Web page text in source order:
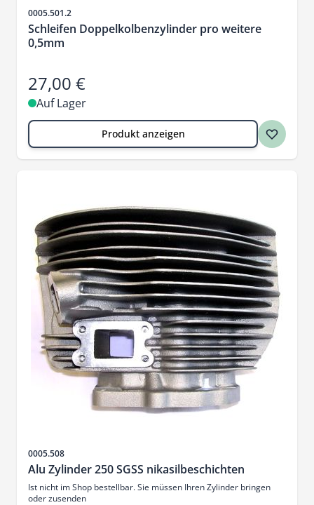
Artikelnr.
0005.501.2
Schleifen Doppelkolbenzylinder pro weitere
0,5mm
27,00 €
Auf Lager
Produkt anzeigen
Artikelnr.
0005.508
Alu Zylinder 250 SGSS nikasilbeschichten
Ist nicht im Shop bestellbar. Sie müssen Ihren Zylinder bringen
oder zusenden